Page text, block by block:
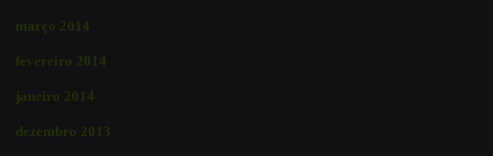
março 2014
fevereiro 2014
janeiro 2014
dezembro 2013